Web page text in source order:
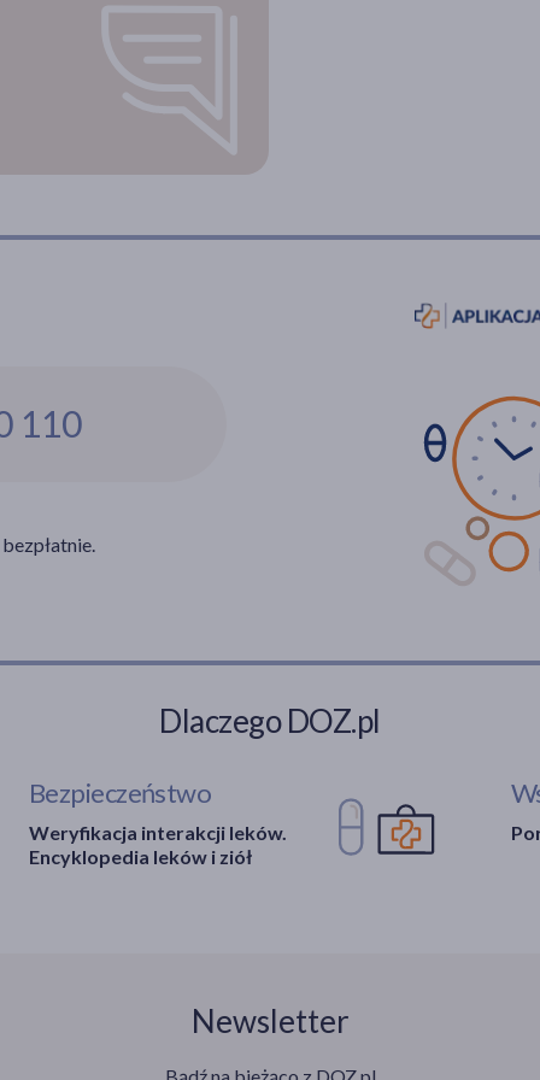
110
Dlaczego DOZ.pl
Bezpieczeństwo
Weryfikacja interakcji leków.
Encyklopedia leków i ziół
Newsletter